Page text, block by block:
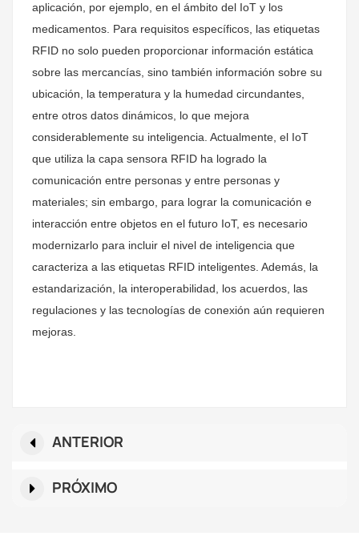
aplicación, por ejemplo, en el ámbito del IoT y los
medicamentos. Para requisitos específicos, las etiquetas
RFID no solo pueden proporcionar información estática
sobre las mercancías, sino también información sobre su
ubicación, la temperatura y la humedad circundantes,
entre otros datos dinámicos, lo que mejora
considerablemente su inteligencia. Actualmente, el IoT
que utiliza la capa sensora RFID ha logrado la
comunicación entre personas y entre personas y
materiales; sin embargo, para lograr la comunicación e
interacción entre objetos en el futuro IoT, es necesario
modernizarlo para incluir el nivel de inteligencia que
caracteriza a las etiquetas RFID inteligentes. Además, la
estandarización, la interoperabilidad, los acuerdos, las
regulaciones y las tecnologías de conexión aún requieren
mejoras.
ANTERIOR
PRÓXIMO